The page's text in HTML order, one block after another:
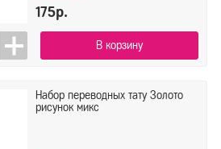
175р.
В корзину
Набор переводных тату Золото
рисунок микс